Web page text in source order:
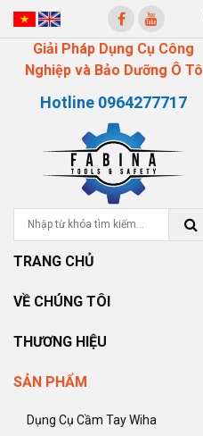
Giải Pháp Dụng Cụ Công
Nghiệp và Bảo Dưỡng Ô Tô
Hotline 0964277717
TRANG CHỦ
VỀ CHÚNG TÔI
THƯƠNG HIỆU
SẢN PHẨM
Dụng Cụ Cầm Tay Wiha